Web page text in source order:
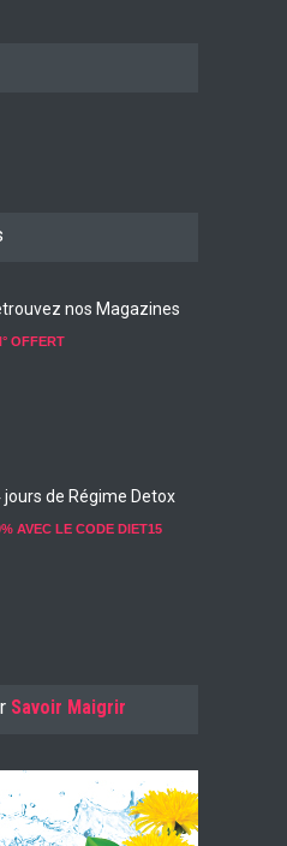
nos Magazines
OFFERT
jours de Régime Detox
AVEC LE CODE DIET15
AVEC LE CODE KONJ10
Savoir Maigrir